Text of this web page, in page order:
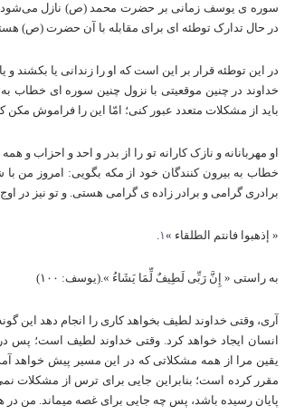
سوره ی یوسف زمانی بر حضرت محمد (ص) نازل می­‌شود
در حال تدارک توطئه ای برای مقابله با آن حضرت (ص)
در این توطئه قرار بر این است که او را زندانی یا بکشند و
خداوند در چنین موقعیتی با نزول چنین سوره ای خطاب
باید از مشکلات متعدد عبور کنی؛ امّا این را فراموش
او مهربانانه و نازک کارانه تو را از بدر و احد و احزاب
خطاب به بیرون کنندگان خود از مکه بگویی: امروز من با
برادری گرامی و برادر زاده ی گرامی هستی. و تو نیز در
« إذهبوا فانتم الطلقاء »۱.
به راستی « إِنَّ رَبِّی لَطِیفٌ لِّمَا یَشَاءُ ».(یوسف: ۱۰۰)
آری، وقتی خداوند لطیف بخواهد کاری را انجام دهد
انسان ایجاد خواهد کرد. وقتی خداوند لطیف است؛ پس
یقین مرا از همه مشکلاتی که در این مسیر پیش خواهد آمد
مقرر کرده است؛ بنابراین جایی برای ترس از مشکلات
پایان رسیده باشد، پس چه جایی برای غصه می­ماند. من